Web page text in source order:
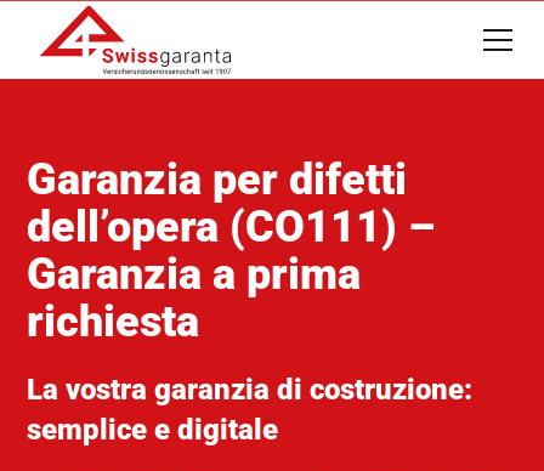
Garanzia per difetti
dell’opera (CO111) –
Garanzia a prima
richiesta
La vostra garanzia di costruzione:
semplice e digitale